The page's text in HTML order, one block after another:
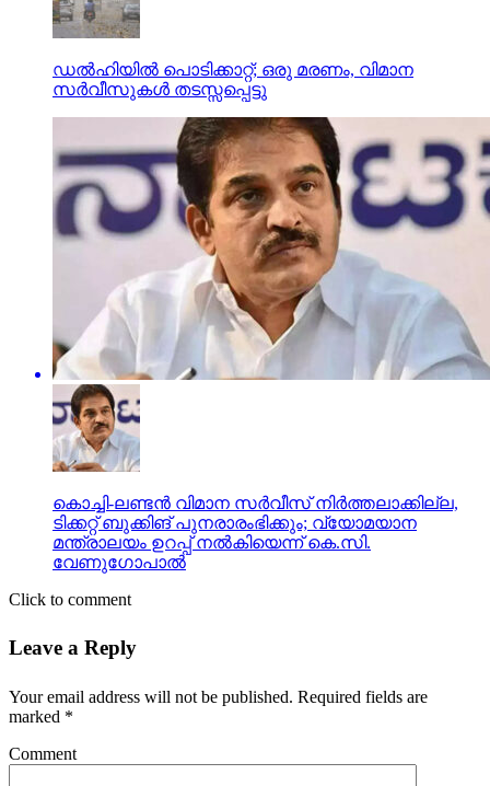
ഡല്‍ഹിയില്‍ പൊടിക്കാറ്റ്; ഒരു മരണം, വിമാന
സര്‍വീസുകള്‍ തടസ്സപ്പെട്ടു
കൊച്ചി-ലണ്ടന്‍ വിമാന സര്‍വീസ് നിര്‍ത്തലാക്കില്ല,
ടിക്കറ്റ് ബുക്കിങ് പുനരാരംഭിക്കും; വ്യോമയാന
മന്ത്രാലയം ഉറപ്പ് നല്‍കിയെന്ന് കെ.സി.
വേണുഗോപാല്‍
Click to comment
Leave a Reply
Your email address will not be published. Required fields are
marked *
Comment